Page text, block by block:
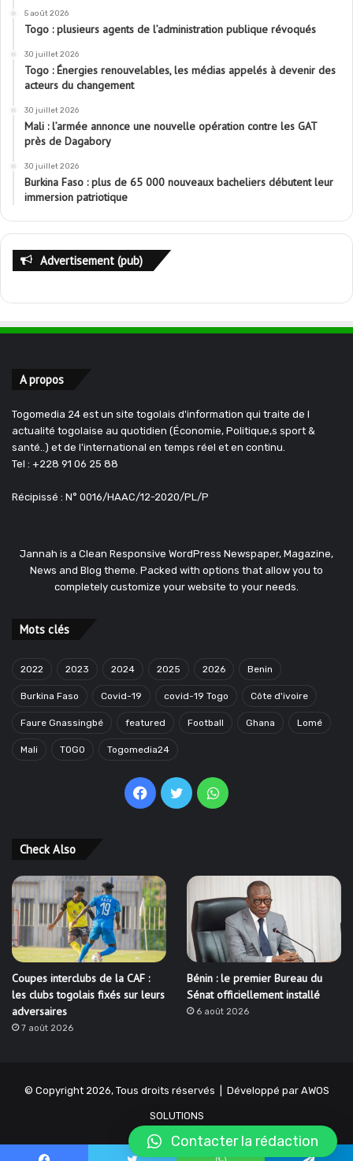
5 août 2026
Togo : plusieurs agents de l’administration publique révoqués
30 juillet 2026
Togo : Énergies renouvelables, les médias appelés à devenir des
acteurs du changement
30 juillet 2026
Mali : l’armée annonce une nouvelle opération contre les GAT
près de Dagabory
30 juillet 2026
Burkina Faso : plus de 65 000 nouveaux bacheliers débutent leur
immersion patriotique
Advertisement (pub)
A propos
Togomedia 24 est un site togolais d'information qui traite de l
actualité togolaise au quotidien (Économie, Politique,s sport &
santé..) et de l'international en temps réel et en continu.
Tel : +228 91 06 25 88
Récipissé : N° 0016/HAAC/12-2020/PL/P
Jannah is a Clean Responsive WordPress Newspaper, Magazine,
News and Blog theme. Packed with options that allow you to
completely customize your website to your needs.
Mots clés
2022 2023 2024 2025 2026 Benin
Burkina Faso Covid-19 covid-19 Togo Côte d'ivoire
Faure Gnassingbé featured Football Ghana Lomé
Mali TOGO Togomedia24
Facebook
TwitterWhatsApp
Check Also
Coupes interclubs de la CAF :
les clubs togolais fixés sur leurs
adversaires
7 août 2026
Bénin : le premier Bureau du
Sénat officiellement installé
6 août 2026
© Copyright 2026, Tous droits réservés | Développé par AWOS
SOLUTIONS
Contacter la rédaction